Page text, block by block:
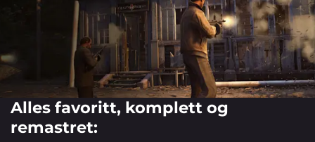
Alles favoritt, komplett og
remastret: